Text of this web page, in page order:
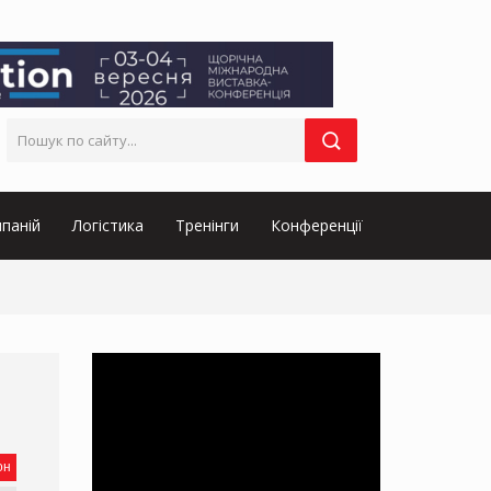
Логістика Тренінги Конференції